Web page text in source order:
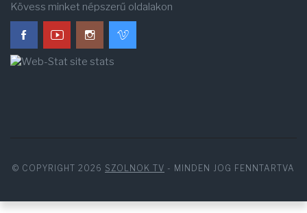
Kövess minket népszerű oldalakon
© COPYRIGHT 2026 SZOLNOK TV - MINDEN JOG FENNTARTVA